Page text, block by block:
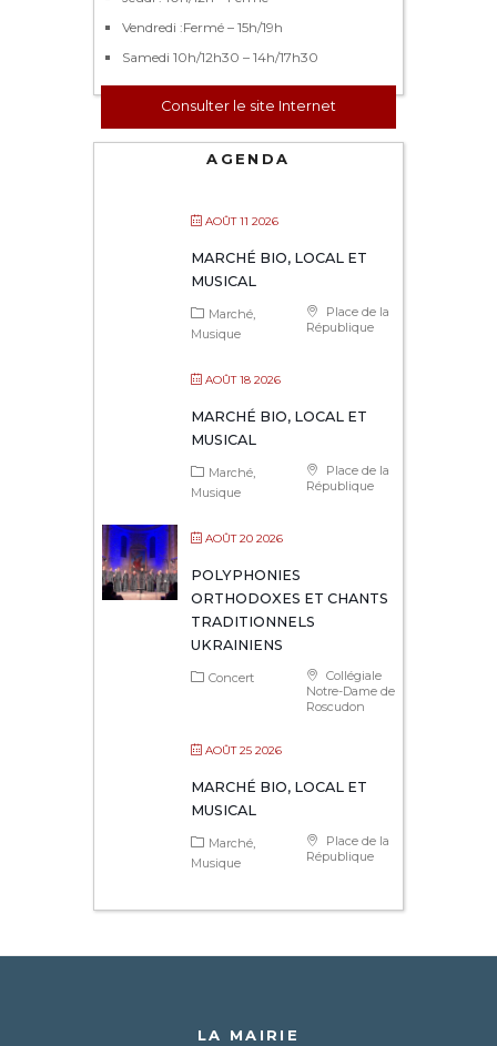
Vendredi :Fermé – 15h/19h
Samedi 10h/12h30 – 14h/17h30
Consulter le site Internet
AGENDA
AOÛT 11 2026
MARCHÉ BIO, LOCAL ET
MUSICAL
Place de la
République
Marché
Musique
AOÛT 18 2026
MARCHÉ BIO, LOCAL ET
MUSICAL
Place de la
République
Marché
Musique
AOÛT 20 2026
POLYPHONIES
ORTHODOXES ET CHANTS
TRADITIONNELS
UKRAINIENS
Collégiale
Notre-Dame de
Roscudon
Concert
AOÛT 25 2026
MARCHÉ BIO, LOCAL ET
MUSICAL
Place de la
République
Marché
Musique
LA MAIRIE